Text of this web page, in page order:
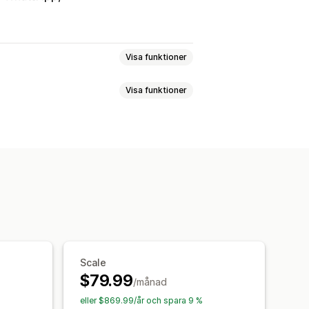
Visa funktioner
Visa funktioner
Återställning av varukorg
Scale
$79.99/månad
eller $869.99/år och spara 9 %